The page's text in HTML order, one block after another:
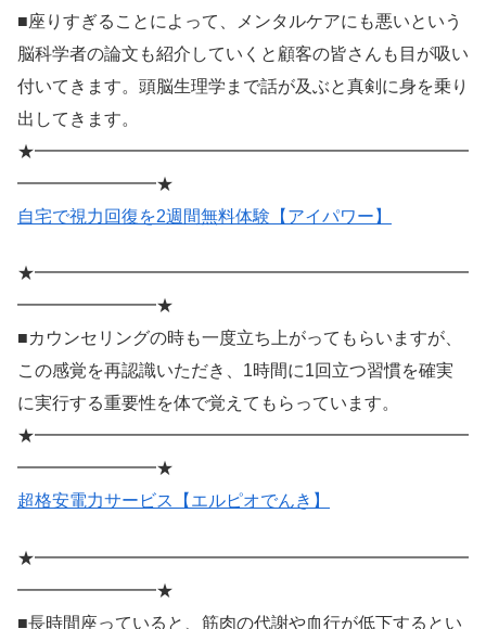
■座りすぎることによって、メンタルケアにも悪いという
脳科学者の論文も紹介していくと顧客の皆さんも目が吸い
付いてきます。頭脳生理学まで話が及ぶと真剣に身を乗り
出してきます。
★━━━━━━━━━━━━━━━━━━━━━━━━━
━━━━━━━━★
自宅で視力回復を2週間無料体験【アイパワー】
★━━━━━━━━━━━━━━━━━━━━━━━━━
━━━━━━━━★
■カウンセリングの時も一度立ち上がってもらいますが、
この感覚を再認識いただき、1時間に1回立つ習慣を確実
に実行する重要性を体で覚えてもらっています。
★━━━━━━━━━━━━━━━━━━━━━━━━━
━━━━━━━━★
超格安電力サービス【エルピオでんき】
★━━━━━━━━━━━━━━━━━━━━━━━━━
━━━━━━━━★
■長時間座っていると、筋肉の代謝や血行が低下するとい